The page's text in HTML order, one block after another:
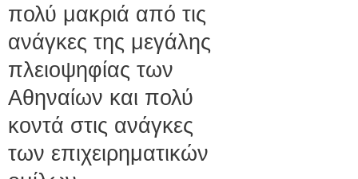
πολύ μακριά από τις
ανάγκες της μεγάλης
πλειοψηφίας των
Αθηναίων και πολύ
κοντά στις ανάγκες
των επιχειρηματικών